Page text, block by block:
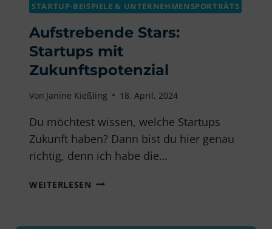
STARTUP-BEISPIELE & UNTERNEHMENSPORTRÄTS
Aufstrebende Stars:
Startups mit
Zukunftspotenzial
Von Janine Kießling 18. April, 2024
Du möchtest wissen, welche Startups
Zukunft haben? Dann bist du hier genau
richtig, denn ich habe die…
WEITERLESEN AUFSTREBENDE